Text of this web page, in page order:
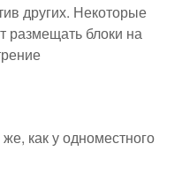
других. Некоторые
размещать блоки на
как у одноместного